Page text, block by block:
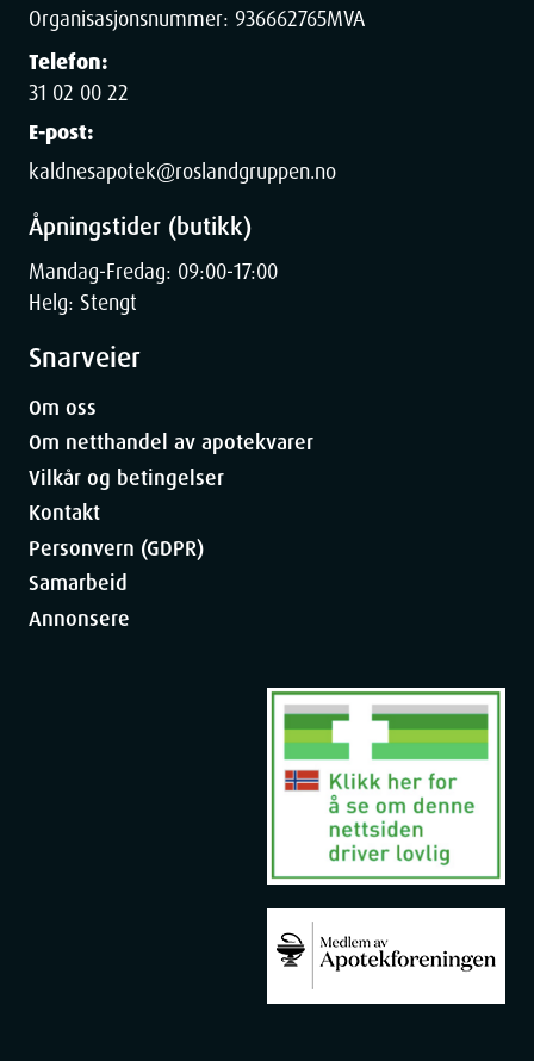
Organisasjonsnummer: 936662765MVA
Telefon:
31 02 00 22
E-post:
kaldnesapotek@roslandgruppen.no
Åpningstider (butikk)
Mandag-Fredag: 09:00-17:00
Helg: Stengt
Snarveier
Om oss
Om netthandel av apotekvarer
Vilkår og betingelser
Kontakt
Personvern (GDPR)
Samarbeid
Annonsere